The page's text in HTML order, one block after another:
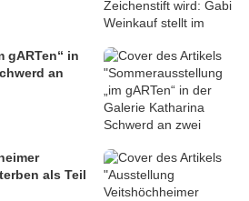
gARTen“ in
an
als Teil